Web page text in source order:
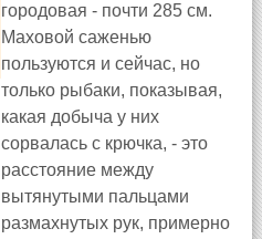
городовая - почти 285 см.
Маховой саженью
пользуются и сейчас, но
только рыбаки, показывая,
какая добыча у них
сорвалась с крючка, - это
расстояние между
вытянутыми пальцами
размахнутых рук, примерно